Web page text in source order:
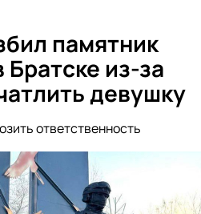
памятник
из-за
девушку
ответственность